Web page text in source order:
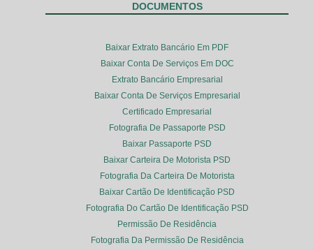
DOCUMENTOS
Baixar Extrato Bancário Em PDF
Baixar Conta De Serviços Em DOC
Extrato Bancário Empresarial
Baixar Conta De Serviços Empresarial
Certificado Empresarial
Fotografia De Passaporte PSD
Baixar Passaporte PSD
Baixar Carteira De Motorista PSD
Fotografia Da Carteira De Motorista
Baixar Cartão De Identificação PSD
Fotografia Do Cartão De Identificação PSD
Permissão De Residência
Fotografia Da Permissão De Residência